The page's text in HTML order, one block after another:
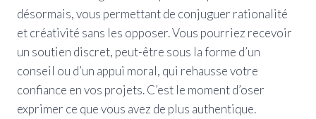
désormais, vous permettant de conjuguer rationalité
et créativité sans les opposer. Vous pourriez recevoir
un soutien discret, peut-être sous la forme d’un
conseil ou d’un appui moral, qui rehausse votre
confiance en vos projets. C’est le moment d’oser
exprimer ce que vous avez de plus authentique.